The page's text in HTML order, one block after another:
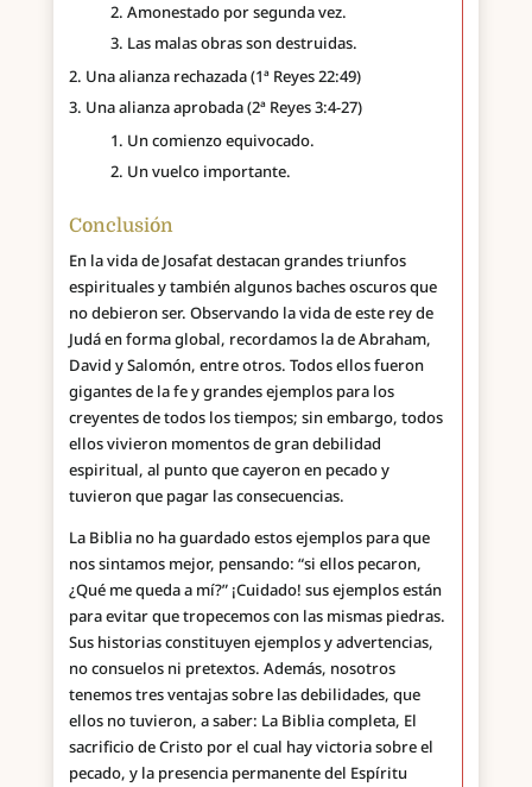
Amonestado por segunda vez.
Las malas obras son destruidas.
Una alianza rechazada (1ª Reyes 22:49)
Una alianza aprobada (2ª Reyes 3:4-27)
Un comienzo equivocado.
Un vuelco importante.
Conclusión
En la vida de Josafat destacan grandes triunfos
espirituales y también algunos baches oscuros que
no debieron ser. Observando la vida de este rey de
Judá en forma global, recordamos la de Abraham,
David y Salomón, entre otros. Todos ellos fueron
gigantes de la fe y grandes ejemplos para los
creyentes de todos los tiempos; sin embargo, todos
ellos vivieron momentos de gran debilidad
espiritual, al punto que cayeron en pecado y
tuvieron que pagar las consecuencias.
La Biblia no ha guardado estos ejemplos para que
nos sintamos mejor, pensando: “si ellos pecaron,
¿Qué me queda a mí?” ¡Cuidado! sus ejemplos están
para evitar que tropecemos con las mismas piedras.
Sus historias constituyen ejemplos y advertencias,
no consuelos ni pretextos. Además, nosotros
tenemos tres ventajas sobre las debilidades, que
ellos no tuvieron, a saber: La Biblia completa, El
sacrificio de Cristo por el cual hay victoria sobre el
pecado, y la presencia permanente del Espíritu